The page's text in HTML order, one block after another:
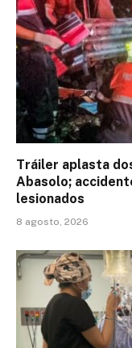
Tráiler aplasta
Abasolo;
lesionados
8 agosto, 2026